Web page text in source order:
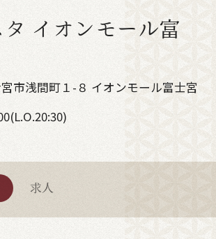
イオンモール富
市浅間町１-８ イオンモール富士宮
求人